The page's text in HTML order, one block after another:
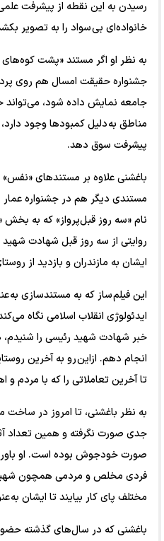
رسیدن به این نقطه از پیشرفت
خانواده‌ای بی سواد را به تصویر
به نظر او اگر مستند «پشت کوه‌های
جشنواره حقیقت امسال هم روی
جامعه نمایش داده شود، می‌تواند
مناطق به دلیل کمبود‌ها وجود دارد،
پیشرفت سوق دهد.
باغشنی علاوه بر مستند‌های
مستندی دیگر هم در جشنواره
نام «سه روز قبل‌پرواز» که به بخش
روایتی از سه روز قبل شهادت
ایشان به مازندران و بازدید از
این فیلم ساز که به مستندسازی به
ایدئولوژی انقلاب اسلامی نگاه
خبر شهادت شهید رئیسی را
انجام دهم. ازاین رو به آخرین
تا آخرین تعاملاتی را که با مردم و
به نظر باغشنی، تا امروز در
جدی صورت نگرفته و همین تعداد
صورت خودجوش بوده است. او باور
فردی مخلص و مردمی همچون
مختلف پای کار بیایند تا ایشان به
باغشنی که در سال‌های گذشته حضور